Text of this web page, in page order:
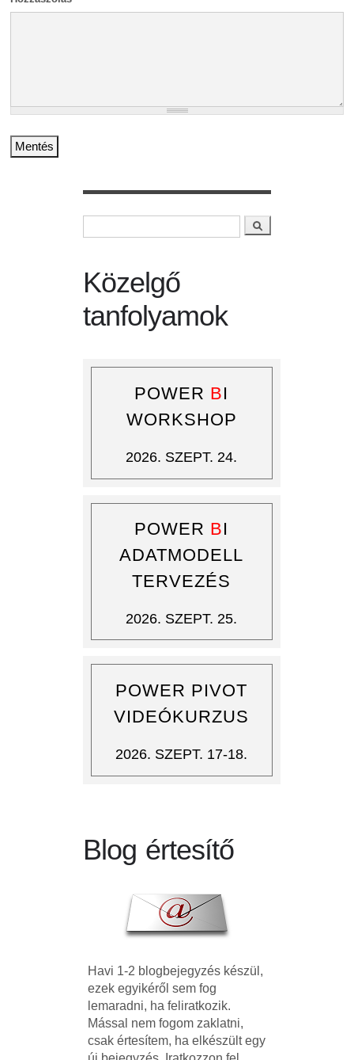
Keresés
Közelgő
tanfolyamok
POWER BI
WORKSHOP
2026. SZEPT. 24.
POWER BI
ADATMODELL
TERVEZÉS
2026. SZEPT. 25.
POWER PIVOT
VIDEÓKURZUS
2026. SZEPT. 17-18.
Blog értesítő
Havi 1-2 blogbejegyzés készül,
ezek egyikéről sem fog
lemaradni, ha feliratkozik.
Mással nem fogom zaklatni,
csak értesítem, ha elkészült egy